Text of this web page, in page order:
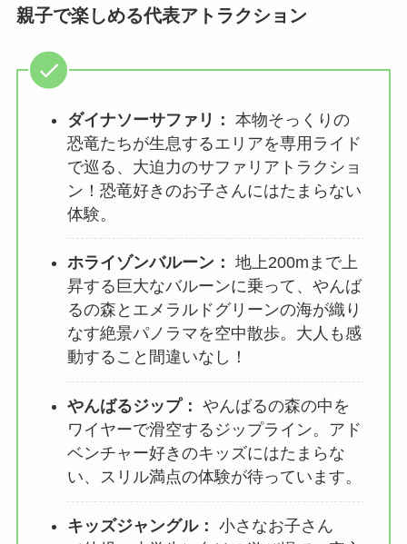
親子で楽しめる代表アトラクション
ダイナソーサファリ： 本物そっくりの
恐竜たちが生息するエリアを専用ライド
で巡る、大迫力のサファリアトラクショ
ン！恐竜好きのお子さんにはたまらない
体験。
ホライゾンバルーン： 地上200mまで上
昇する巨大なバルーンに乗って、やんば
るの森とエメラルドグリーンの海が織り
なす絶景パノラマを空中散歩。大人も感
動すること間違いなし！
やんばるジップ： やんばるの森の中を
ワイヤーで滑空するジップライン。アド
ベンチャー好きのキッズにはたまらな
い、スリル満点の体験が待っています。
キッズジャングル： 小さなお子さん